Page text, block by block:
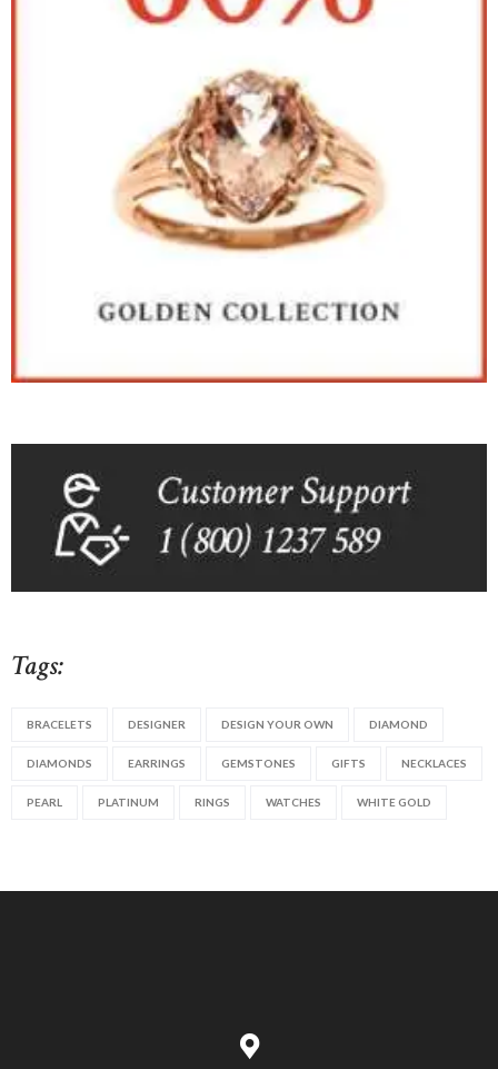
Tags:
BRACELETS DESIGNER DESIGN YOUR OWN DIAMOND
DIAMONDS EARRINGS GEMSTONES GIFTS NECKLACES
PEARL PLATINUM RINGS WATCHES WHITE GOLD